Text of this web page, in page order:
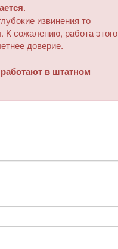
.
извинения то
К сожалению, работа этого
доверие.
работают в штатном